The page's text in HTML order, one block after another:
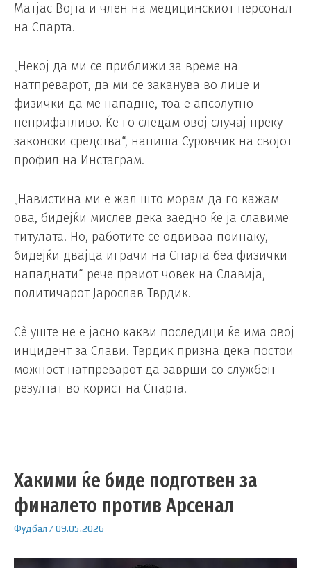
Матјас Војта и член на медицинскиот персонал
на Спарта.
„Некој да ми се приближи за време на
натпреварот, да ми се заканува во лице и
физички да ме нападне, тоа е апсолутно
неприфатливо. Ќе го следам овој случај преку
законски средства“, напиша Суровчик на својот
профил на Инстаграм.
„Навистина ми е жал што морам да го кажам
ова, бидејќи мислев дека заедно ќе ја славиме
титулата. Но, работите се одвиваа поинаку,
бидејќи двајца играчи на Спарта беа физички
нападнати“ рече првиот човек на Славија,
политичарот Јарослав Тврдик.
Сè уште не е јасно какви последици ќе има овој
инцидент за Слави. Тврдик призна дека постои
можност натпреварот да заврши со службен
резултат во корист на Спарта.
Хакими ќе биде подготвен за
финалето против Арсенал
Фудбал /09.05.2026